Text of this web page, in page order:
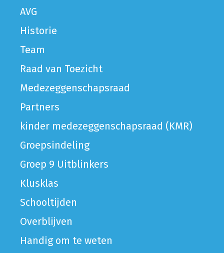
AVG
Historie
Team
Raad van Toezicht
Medezeggenschapsraad
Partners
kinder medezeggenschapsraad (KMR)
Groepsindeling
Groep 9 Uitblinkers
Klusklas
Schooltijden
Overblijven
Handig om te weten